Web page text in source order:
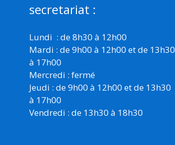
secretariat :
Lundi : de 8h30 à 12h00
Mardi : de 9h00 à 12h00 et de 13h30
à 17h00
Mercredi : fermé
Jeudi : de 9h00 à 12h00 et de 13h30
à 17h00
Vendredi : de 13h30 à 18h30